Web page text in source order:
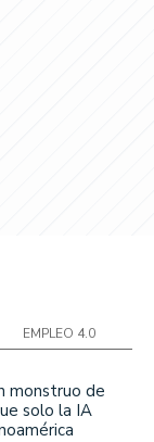
EMPLEO 4.0
monstruo de
solo la IA